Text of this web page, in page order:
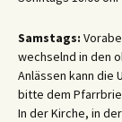
Samstags:
wechselnd in den
Anlässen kann die
bitte dem
In der Kirche, in